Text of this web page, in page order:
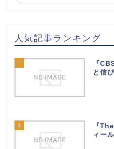
人気記事ランキング
1
『
と信
2
『
ィー